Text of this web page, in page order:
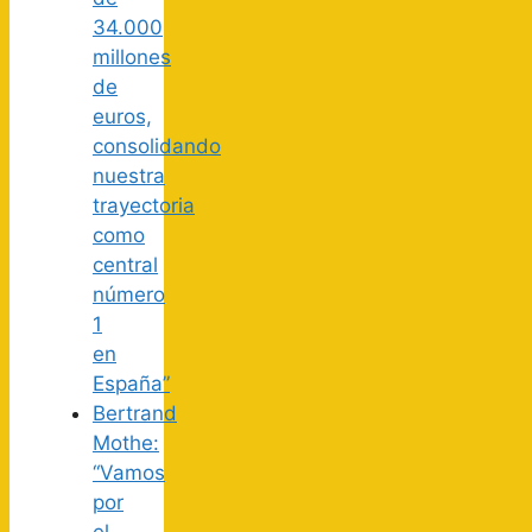
34.000
millones
de
euros,
consolidando
nuestra
trayectoria
como
central
número
1
en
España”
Bertrand
Mothe:
“Vamos
por